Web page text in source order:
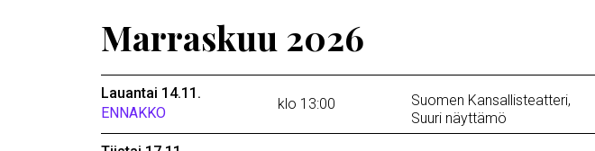
Marraskuu 2026
Lauantai 14.11.
ENNAKKO
klo 13:00
Suomen Kansallisteatteri,
Suuri näyttämö